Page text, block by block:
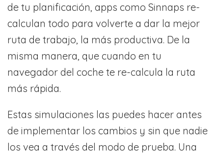
de tu planificación, apps como Sinnaps re-
calculan todo para volverte a dar la mejor
ruta de trabajo, la más productiva. De la
misma manera, que cuando en tu
navegador del coche te re-calcula la ruta
más rápida.
Estas simulaciones las puedes hacer antes
de implementar los cambios y sin que nadie
los vea a través del modo de prueba. Una